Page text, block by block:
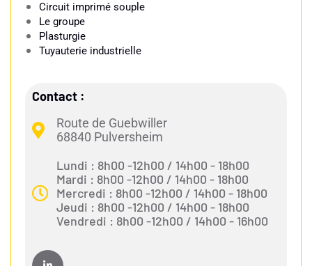
Circuit imprimé souple
Le groupe
Plasturgie
Tuyauterie industrielle​
Contact :
Route de Guebwiller
68840 Pulversheim
Lundi : 8h00 -12h00 / 14h00 - 18h00
Mardi : 8h00 -12h00 / 14h00 - 18h00
Mercredi : 8h00 -12h00 / 14h00 - 18h00
Jeudi : 8h00 -12h00 / 14h00 - 18h00
Vendredi : 8h00 -12h00 / 14h00 - 16h00